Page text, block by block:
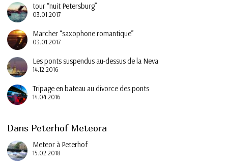
tour “nuit Petersburg”
03.01.2017
Marcher “saxophone romantique”
03.01.2017
Les ponts suspendus au-dessus de la Neva
14.12.2016
Tripage en bateau au divorce des ponts
14.04.2016
Dans Peterhof Meteora
Meteor à Peterhof
15.02.2018